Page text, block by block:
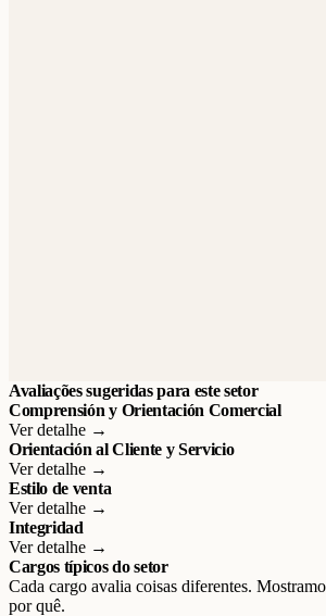
Avaliações sugeridas para este setor
Comprensión y Orientación Comercial
Ver detalhe →
Orientación al Cliente y Servicio
Ver detalhe →
Estilo de venta
Ver detalhe →
Integridad
Ver detalhe →
Cargos típicos do setor
Cada cargo avalia coisas diferentes.
por quê.